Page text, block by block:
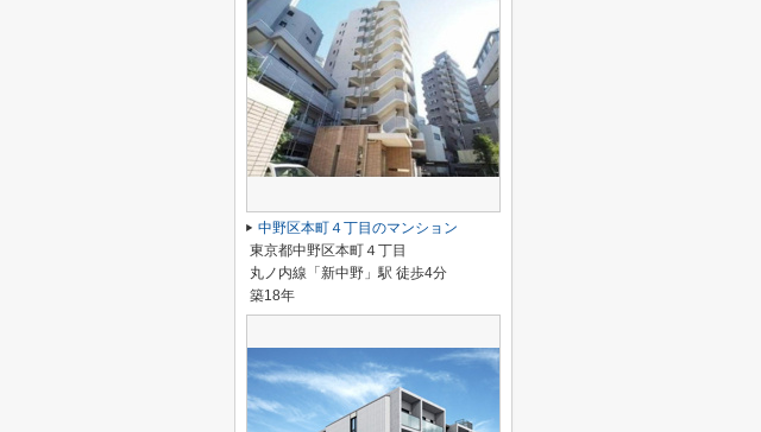
中野区本町４丁目のマンション
東京都中野区本町４丁目
丸ノ内線「新中野」駅 徒歩4分
築18年